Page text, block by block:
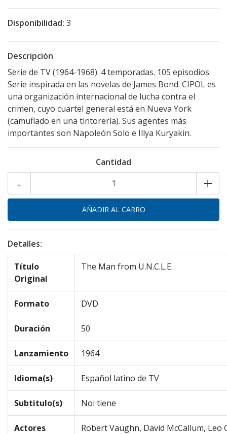
Disponibilidad: 3
Descripción
Serie de TV (1964-1968). 4 temporadas. 105 episodios.
Serie inspirada en las novelas de James Bond. CIPOL es
una organización internacional de lucha contra el
crimen, cuyo cuartel general está en Nueva York
(camuflado en una tintorería). Sus agentes más
importantes son Napoleón Solo e Illya Kuryakin.
Cantidad
+
-
Detalles:
Título
Original
The Man from U.N.C.L.E.
Formato DVD
Duración 50
Lanzamiento 1964
Idioma(s) Español latino de TV
Subtitulo(s) Noi tiene
Actores
Robert Vaughn, David McCallum,